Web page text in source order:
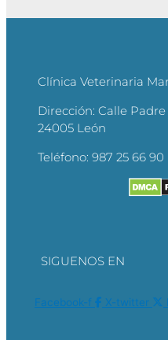
Clínica Veterinaria
Dirección: Calle Padre
24005 León
Teléfono: 987 25 66 90
SIGUENOS EN
Facebook-f X-twitter